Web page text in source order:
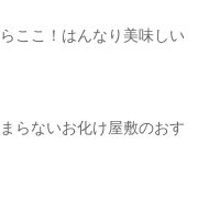
ここ！はんなり美味しい
らないお化け屋敷のおす